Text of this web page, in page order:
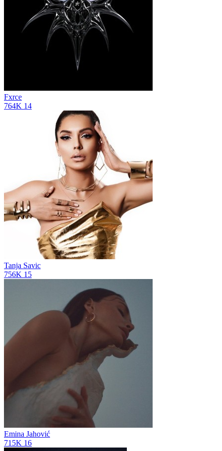
Fxrce
764K 14
Tanja Savic
756K 15
Emina Jahović
715K 16